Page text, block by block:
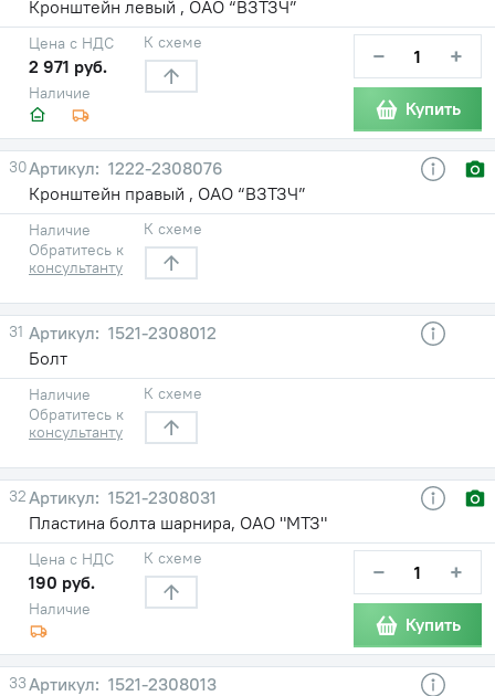
Кронштейн левый , ОАО “ВЗТЗЧ”
Наличие
Цена с НДС
2 971 руб.
К схеме − +
Купить
30
1222-2308076
Кронштейн правый , ОАО “ВЗТЗЧ”
Наличие
Обратитесь к
консультанту
К схеме
31
1521-2308012
Болт
Наличие
Обратитесь к
консультанту
К схеме
32
1521-2308031
Пластина болта шарнира, ОАО "МТЗ"
Наличие
Цена с НДС
190 руб.
К схеме − +
Купить
33
1521-2308013